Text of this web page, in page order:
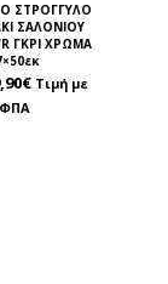
ΣΤΡΟΓΓΥΛΟ
ΣΑΛΟΝΙΟΥ
ΓΚΡΙ ΧΡΩΜΑ
€ Τιμή με
ΦΠΑ